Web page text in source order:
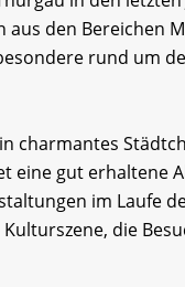
den Bereichen
rund um
charmantes
eine gut erhaltene
im Laufe
die